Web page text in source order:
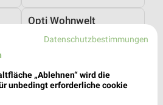
Opti Wohnwelt
Datenschutzbestimmungen
„Ablehnen“ wird die
unbedingt erforderliche cookie